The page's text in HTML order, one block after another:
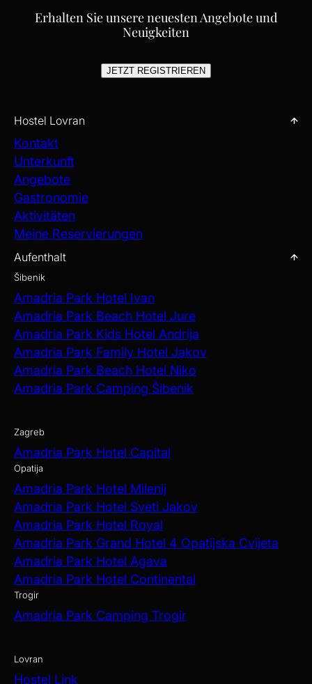
Erhalten Sie unsere neuesten Angebote und
Neuigkeiten
JETZT REGISTRIEREN
Hostel Lovran
Kontakt
Unterkunft
Angebote
Gastronomie
Aktivitäten
Meine Reservierungen
Aufenthalt
Šibenik
Amadria Park Hotel Ivan
Amadria Park Beach Hotel Jure
Amadria Park Kids Hotel Andrija
Amadria Park Family Hotel Jakov
Amadria Park Beach Hotel Niko
Amadria Park Camping Šibenik
Zagreb
Amadria Park Hotel Capital
Opatija
Amadria Park Hotel Milenij
Amadria Park Hotel Sveti Jakov
Amadria Park Hotel Royal
Amadria Park Grand Hotel 4 Opatijska Cvijeta
Amadria Park Hotel Agava
Amadria Park Hotel Continental
Trogir
Amadria Park Camping Trogir
Lovran
Hostel Link